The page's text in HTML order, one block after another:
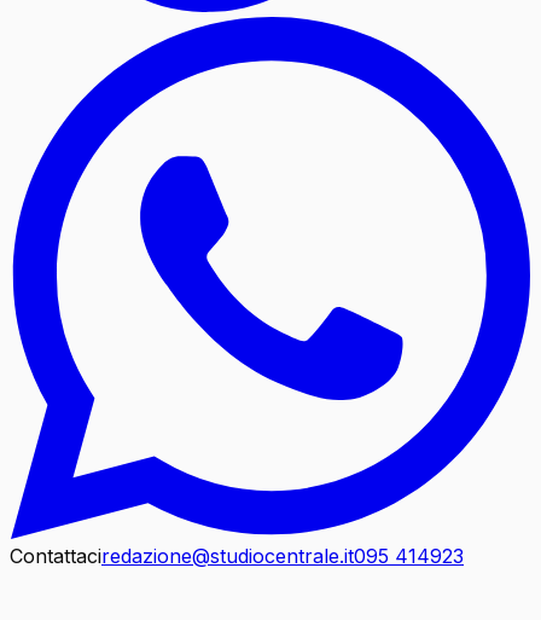
Contattaciredazione@studiocentrale.it095 414923